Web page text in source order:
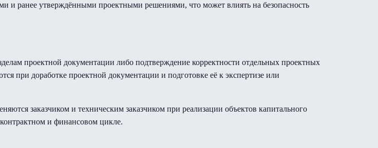
и ранее утверждёнными проектными решениями, что может влиять на безопасность
проектной документации либо подтверждение корректности отдельных проектных
при доработке проектной документации и подготовке её к экспертизе или
заказчиком и техническим заказчиком при реализации объектов капитального
и финансовом цикле.